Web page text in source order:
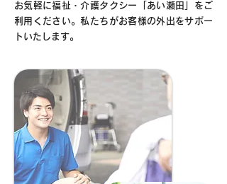
お気軽に福祉・介護タクシー「あい瀬田」をご
利用ください。私たちがお客様の外出をサポー
トいたします。